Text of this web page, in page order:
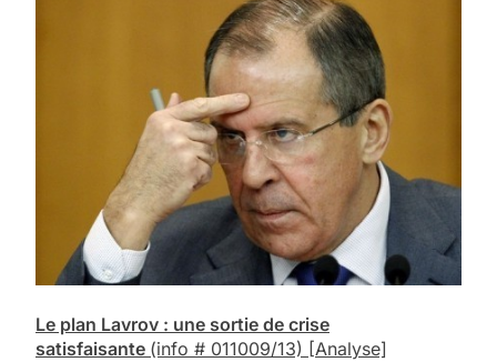
Le plan Lavrov : une sortie de crise
satisfaisante (info # 011009/13) [Analyse]